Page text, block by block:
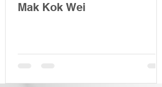
Mak Kok Wei